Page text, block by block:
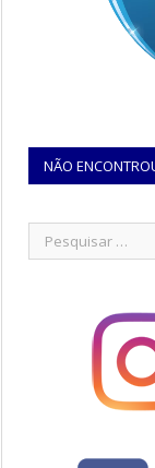
NÃO